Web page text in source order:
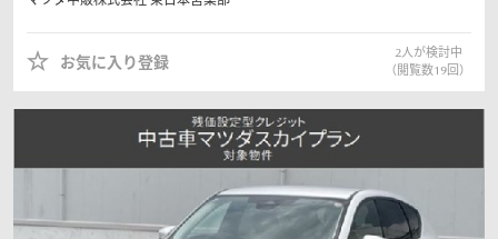
お気に入り登録
2人が検討中
（閲覧数19回）